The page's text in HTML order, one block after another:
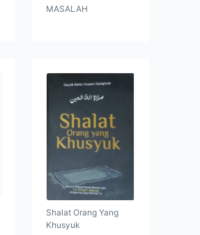
MASALAH
Shalat Orang Yang
Khusyuk